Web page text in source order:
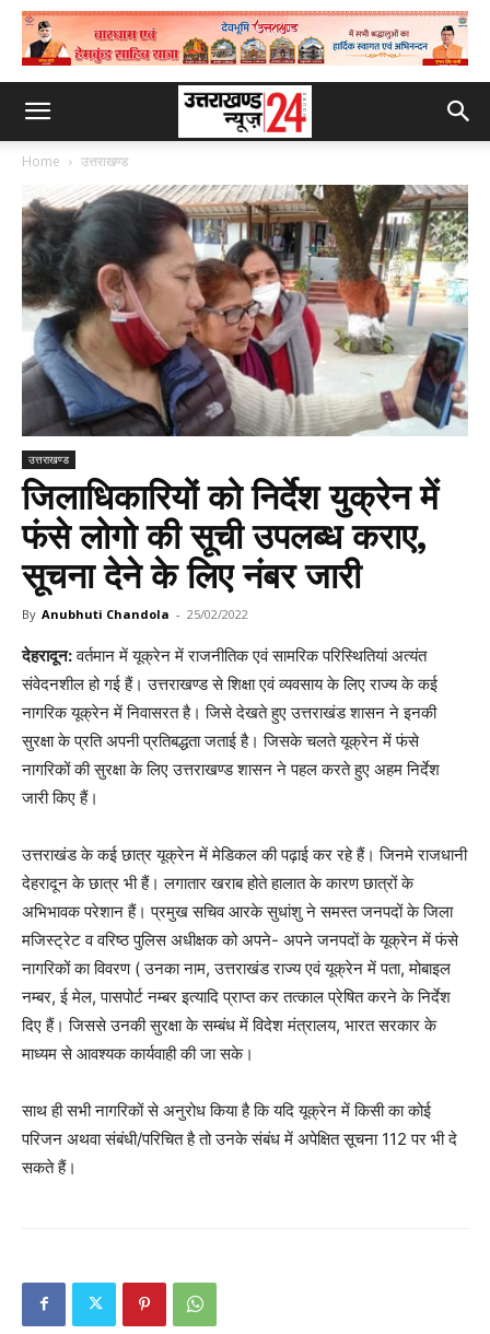
Home उत्तराखण्ड
उत्तराखण्ड
जिलाधिकारियों को निर्देश युक्रेन में
फंसे लोगो की सूची उपलब्ध कराए,
सूचना देने के लिए नंबर जारी
By Anubhuti Chandola - 25/02/2022
देहरादून:वर्तमान में यूक्रेन में राजनीतिक एवं सामरिक परिस्थितियां अत्यंत
संवेदनशील हो गई हैं। उत्तराखण्ड से शिक्षा एवं व्यवसाय के लिए राज्य के कई
नागरिक यूक्रेन में निवासरत है। जिसे देखते हुए उत्तराखंड शासन ने इनकी
सुरक्षा के प्रति अपनी प्रतिबद्धता जताई है। जिसके चलते यूक्रेन में फंसे
नागरिकों की सुरक्षा के लिए उत्तराखण्ड शासन ने पहल करते हुए अहम निर्देश
जारी किए हैं।
उत्तराखंड के कई छात्र यूक्रेन में मेडिकल की पढ़ाई कर रहे हैं। जिनमे राजधानी
देहरादून के छात्र भी हैं। लगातार खराब होते हालात के कारण छात्रों के
अभिभावक परेशान हैं। प्रमुख सचिव आरके सुधांशु ने समस्त जनपदों के जिला
मजिस्ट्रेट व वरिष्ठ पुलिस अधीक्षक को अपने- अपने जनपदों के यूक्रेन में फंसे
नागरिकों का विवरण ( उनका नाम, उत्तराखंड राज्य एवं यूक्रेन में पता, मोबाइल
नम्बर, ई मेल, पासपोर्ट नम्बर इत्यादि प्राप्त कर तत्काल प्रेषित करने के निर्देश
दिए हैं। जिससे उनकी सुरक्षा के सम्बंध में विदेश मंत्रालय, भारत सरकार के
माध्यम से आवश्यक कार्यवाही की जा सके।
साथ ही सभी नागरिकों से अनुरोध किया है कि यदि यूक्रेन में किसी का कोई
परिजन अथवा संबंधी/परिचित है तो उनके संबंध में अपेक्षित सूचना 112 पर भी दे
सकते हैं।